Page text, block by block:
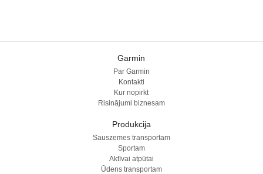
Garmin
Par Garmin
Kontakti
Kur nopirkt
Risinājumi biznesam
Produkcija
Sauszemes transportam
Sportam
Aktīvai atpūtai
Ūdens transportam